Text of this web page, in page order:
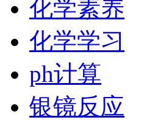
化学素养
化学学习
ph计算
银镜反应